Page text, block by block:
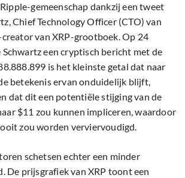
gemeenschap dankzij een tweet
Chief Technology Officer (CTO) van
creator van XRP-grootboek. Op 24
een cryptisch bericht met de
is het kleinste getal dat naar
betekenis ervan onduidelijk blijft,
dat dit een potentiële stijging van de
$11 zou kunnen impliceren, waardoor
zou worden verviervoudigd.
schetsen echter een minder
De prijsgrafiek van XRP toont een